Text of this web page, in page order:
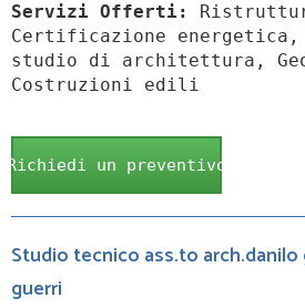
Servizi Offerti:
Certificazione
studio di architettura,
Costruzioni edili
Richiedi un preventivo
Studio tecnico ass.to arch.danilo
guerri